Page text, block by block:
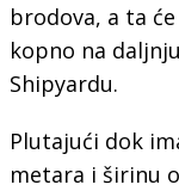
brodova, a ta
kopno na
Shipyardu.
Plutajući dok
metara i širinu